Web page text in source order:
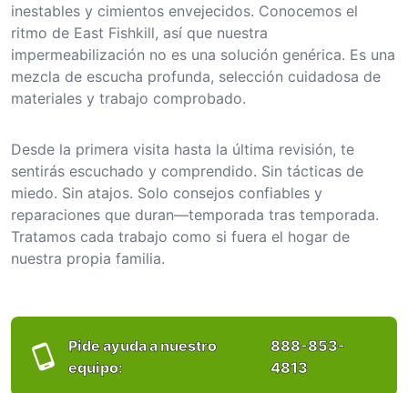
inestables y cimientos envejecidos. Conocemos el
ritmo de East Fishkill, así que nuestra
impermeabilización no es una solución genérica. Es una
mezcla de escucha profunda, selección cuidadosa de
materiales y trabajo comprobado.
Desde la primera visita hasta la última revisión, te
sentirás escuchado y comprendido. Sin tácticas de
miedo. Sin atajos. Solo consejos confiables y
reparaciones que duran—temporada tras temporada.
Tratamos cada trabajo como si fuera el hogar de
nuestra propia familia.
Pide ayuda a nuestro
equipo:
888-853-
4813